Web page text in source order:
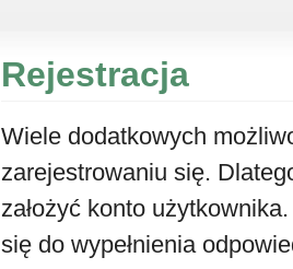
Rejestracja
Wiele dodatkowych
zarejestrowaniu się.
założyć konto
się do wypełnienia